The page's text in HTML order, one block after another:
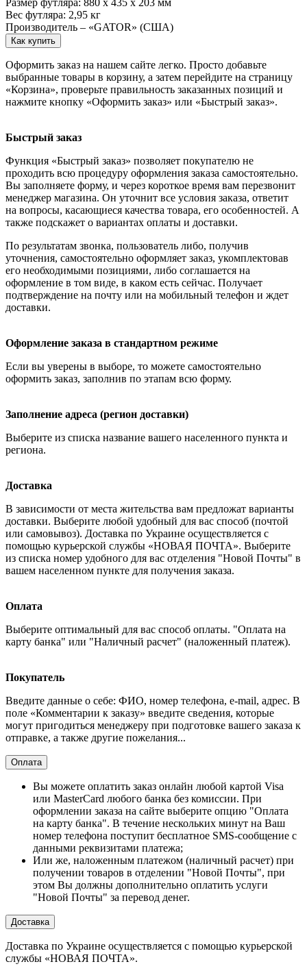
Размер футляра: 880 x 435 x 203 мм
Вес футляра: 2,95 кг
Производитель – «GATOR» (США)
Как купить
Оформить заказ на нашем сайте легко. Просто добавьте
выбранные товары в корзину, а затем перейдите на страницу
«Корзина», проверьте правильность заказанных позиций и
нажмите кнопку «Оформить заказ» или «Быстрый заказ».
Быстрый заказ
Функция «Быстрый заказ» позволяет покупателю не
проходить всю процедуру оформления заказа самостоятельно.
Вы заполняете форму, и через короткое время вам перезвонит
менеджер магазина. Он уточнит все условия заказа, ответит
на вопросы, касающиеся качества товара, его особенностей. А
также подскажет о вариантах оплаты и доставки.
По результатам звонка, пользователь либо, получив
уточнения, самостоятельно оформляет заказ, укомплектовав
его необходимыми позициями, либо соглашается на
оформление в том виде, в каком есть сейчас. Получает
подтверждение на почту или на мобильный телефон и ждет
доставки.
Оформление заказа в стандартном режиме
Если вы уверены в выборе, то можете самостоятельно
оформить заказ, заполнив по этапам всю форму.
Заполнение адреса (регион доставки)
Выберите из списка название вашего населенного пункта и
региона.
Доставка
В зависимости от места жительства вам предложат варианты
доставки. Выберите любой удобный для вас способ (почтой
или самовывоз). Доставка по Украине осуществляется с
помощью курьерской службы «НОВАЯ ПОЧТА». Выберите
из списка номер удобного для вас отделения "Новой Почты" в
вашем населенном пункте для получения заказа.
Оплата
Выберите оптимальный для вас способ оплаты. "Оплата на
карту банка" или "Наличный расчет" (наложенный платеж).
Покупатель
Введите данные о себе: ФИО, номер телефона, e-mail, адрес. В
поле «Комментарии к заказу» введите сведения, которые
могут пригодиться менеджеру при подготовке вашего заказа к
отправке, а также другие пожелания...
Оплата
Вы можете оплатить заказ онлайн любой картой Visa
или MasterCard любого банка без комиссии. При
оформлении заказа на сайте выберите опцию "Оплата
на карту банка". В течение нескольких минут на Ваш
номер телефона поступит бесплатное SMS-сообщение с
данными реквизитами платежа;
Или же, наложенным платежом (наличный расчет) при
получении товаров в отделении "Новой Почты", при
этом Вы должны дополнительно оплатить услуги
"Новой Почты" за перевод денег.
Доставка
Доставка по Украине осуществляется с помощью курьерской
службы «НОВАЯ ПОЧТА».